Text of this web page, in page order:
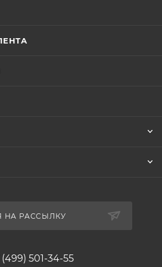
НА РАССЫЛКУ
(499) 501-34-55